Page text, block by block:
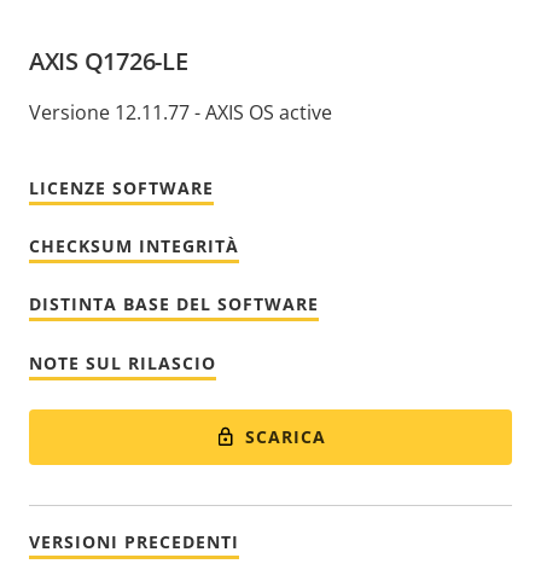
AXIS Q1726-LE
Versione 12.11.77 - AXIS OS active
LICENZE SOFTWARE
CHECKSUM INTEGRITÀ
DISTINTA BASE DEL SOFTWARE
NOTE SUL RILASCIO
SCARICA
VERSIONI PRECEDENTI